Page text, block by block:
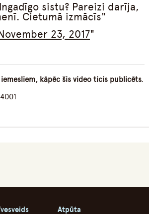
sistu? Pareizi darīja,
Cietumā izmācīs
23, 2017
kāpēc šis video ticis publicēts.
Atpūta